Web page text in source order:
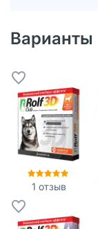
Варианты
1 отзыв